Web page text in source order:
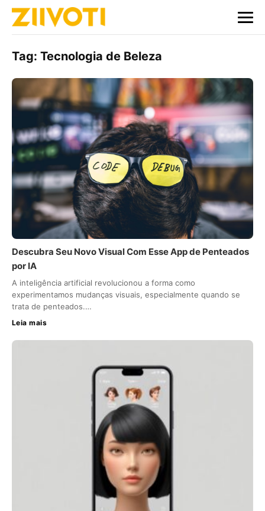
Tag: Tecnologia de Beleza
Descubra Seu Novo Visual Com Esse App de Penteados
por IA
A inteligência artificial revolucionou a forma como
experimentamos mudanças visuais, especialmente quando se
trata de penteados.…
Leia mais